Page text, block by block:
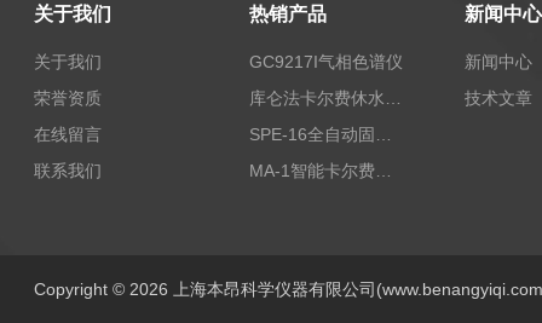
关于我们
关于我们
荣誉资质
在线留言
联系我们
热销产品
GC9217I气相色谱仪
MA-1智能卡尔费休水分测定仪
新闻中心
新闻中心
技术文章
Copyright © 2026 上海本昂科学仪器有限公司